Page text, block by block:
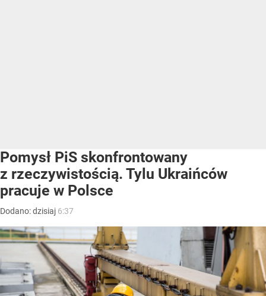
Pomysł PiS skonfrontowany
z rzeczywistością. Tylu Ukraińców
pracuje w Polsce
Dodano:dzisiaj 6:37